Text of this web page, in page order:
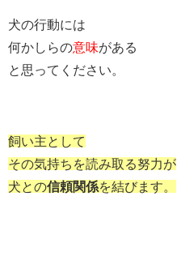
犬の行動には
何かしらの意味がある
と思ってください。
飼い主として
その気持ちを読み取る努力が
犬との信頼関係を結びます。